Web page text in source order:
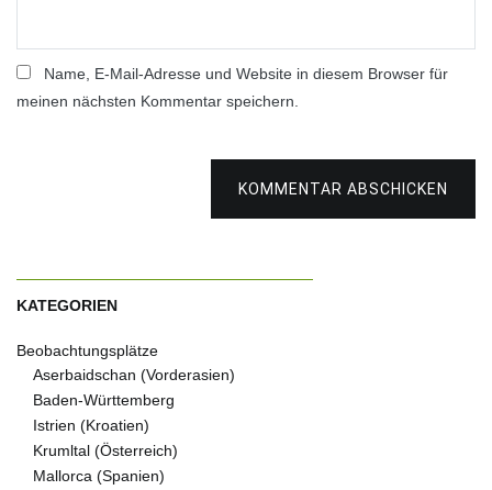
Name, E-Mail-Adresse und Website in diesem Browser für
meinen nächsten Kommentar speichern.
KOMMENTAR ABSCHICKEN
KATEGORIEN
Beobachtungsplätze
Aserbaidschan (Vorderasien)
Baden-Württemberg
Istrien (Kroatien)
Krumltal (Österreich)
Mallorca (Spanien)